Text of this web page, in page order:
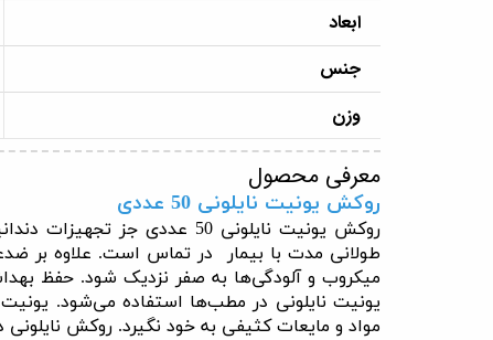
ابعاد
جنس
وزن
معرفی محصول
روکش یونیت نایلونی 50 عددی
روکش یونیت نایلونی 50
طولانی مدت با بیمار در تماس است. علاوه بر
میکروب و آلودگی‌ها به صفر نزدیک شود. حفظ
یونیت نایلونی در مطب‌ها استفاده می‌شود.
مواد و مایعات کثیفی به خود نگیرد. روکش